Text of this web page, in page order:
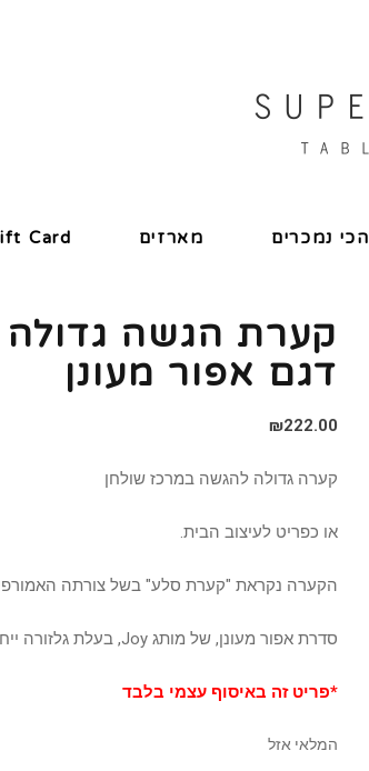
הכי נמכרים מארזים Card
קערת הגשה
דגם אפור מעונן
₪222.00
קערה גדולה להגשה במרכז שולחן
או כפריט לעיצוב הבית.
הקערה נקראת "קערת סלע" בשל צורתה
סדרת אפור מעונן, של מותג Joy, בעלת גלזורה ייחודית בגוונים אפור,כחול ושחור
*פריט זה באיסוף עצמי בלבד
המלאי אזל